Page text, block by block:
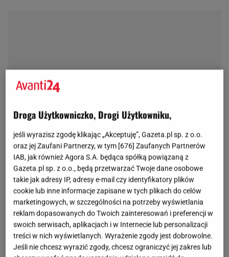
Droga Użytkowniczko, Drogi Użytkowniku,
jeśli wyrazisz zgodę klikając „Akceptuję”, Gazeta.pl sp. z o.o.
oraz jej Zaufani Partnerzy, w tym [676] Zaufanych Partnerów
IAB, jak również Agora S.A. będąca spółką powiązaną z
Gazeta.pl sp. z o.o., będą przetwarzać Twoje dane osobowe
takie jak adresy IP, adresy e-mail czy identyfikatory plików
cookie lub inne informacje zapisane w tych plikach do celów
marketingowych, w szczególności na potrzeby wyświetlania
reklam dopasowanych do Twoich zainteresowań i preferencji w
swoich serwisach, aplikacjach i w Internecie lub personalizacji
treści w nich wyświetlanych. Wyrażenie zgody jest dobrowolne.
Jeśli nie chcesz wyrazić zgody, chcesz ograniczyć jej zakres lub